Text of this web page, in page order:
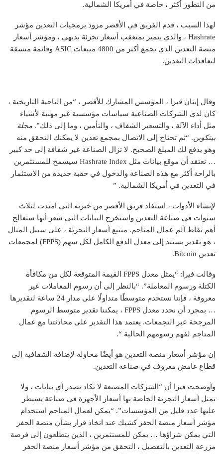
من التطور أكثر ، خاصة في أمريكا الشمالية.
لهذا السبب ، قدم الفريق في الأقصر مزود برمجيات التعدين مؤشر
Hashrate ، والذي يتميز بمتعقب أسعار تجزئة بديهي ، ومؤشر أسعار
منصة التعدين الذي يجمع أكثر من 4800 مبيعات ASIC وقائمة منسقة
لتعاقدات التعدين.
وقال إيثان فيرا ، المؤسس المشارك للأقصر ، “من الناحية التاريخية ،
كان لدى الشركات الصناعية سياسات مؤسسية غير مهنية لأشياء
مثل أداء الآلة ، والتسعير الشفاف ، والتأمين ، وما إلى ذلك”. مجلة
بيتكوين. “ثم تحتاج إلى الاتصال بمجمع تعدين لا يمكنك التحقق منه
وهو يدفع لك المبلغ الصحيح. لا تزال الصناعة غير شفافة إلى حد كبير
… نعتقد أن موقع بيانات مثل Hashrate Index سيسمح للمستثمرين
بالراحة أكثر مع هذه الصناعة والدخول في حقبة جديدة من الاستثمار
في التعدين في أمريكا الشمالية. ”
لإنشاء الأدوات ، استفاد فريق الأقصر من خبرته التي امتدت لثلاث
سنوات في صناعة التعدين واستخرج البيانات التي شعر أنها ستعالج
أهم نقاط ألم عمال المناجم. متتبع أسعار التجزئة ، على سبيل المثال
، هو تقدير يستند إلى معدل الدفع الكامل لكل سهم (FPPS) لمجمعات
تعدين Bitcoin.
وقالت فيرا: “يمثل معدل FPPS القيمة المتوقعة لكل من مكافأة
الكتلة ورسوم المعاملة”. “بالنظر إلى أن رسوم المعاملات غير
معروفة ، فإننا نستخدم متوسطًا متداولًا على مدار 24 ساعة لتقديرها
… بمجرد أن نحدد معدل FPPS ، يمكننا تقدير متوسط ​​الرسوم
المرجحة عبر التجمعات. يعتمد هذا التقدير على محادثتنا مع عمال
المناجم لفهم رسومهم الحالية “.
إن مؤشر أسعار منصة التعدين هو أيضًا محاولة لإضافة الشفافية إلى
قطاع غامض معروف في صناعة التعدين.
وأوضحت فيرا أن “الشركات المصنعة لا تكاد تصدر أي بيانات ، ولا
تمثل أسعار التجزئة الخاصة بها أسعار الأجهزة في صناعة يسيطر
عليها عدد قليل من المؤسسات”. “يمكن لعمال المناجم استخدام
مؤشر أسعار منصة الحفر كشيك عند اتخاذ قرار بشأن منصة الحفر
التي يمكن شراؤها … يمكن للمستثمرين ، الذين يتطلعون إلى فرصة
مزرعة التعدين بالتفصيل ، التحقق من مؤشر أسعار منصة الحفر